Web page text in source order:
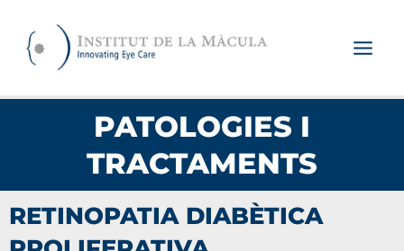
contingut
PATOLOGIES I
TRACTAMENTS
RETINOPATIA DIABÈTICA